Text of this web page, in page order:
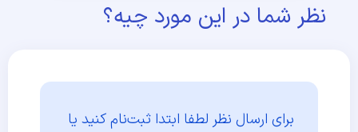
نظر شما در این مورد چیه؟
برای ارسال نظر لطفا ابتدا ثبت‌نام کنید یا